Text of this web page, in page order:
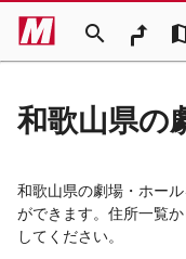
search
和歌山県の
和歌山県の劇場・ホー
ができます。住所一覧
してください。